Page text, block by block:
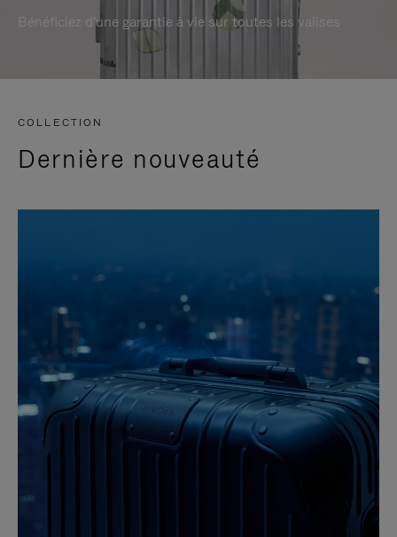
Bénéficiez d'une garantie à vie sur toutes les valises
COLLECTION
Dernière nouveauté